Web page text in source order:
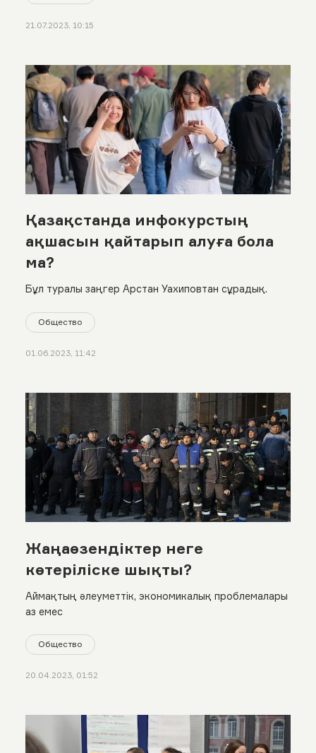
21.07.2023, 10:15
Қазақстанда инфокурстың
ақшасын қайтарып алуға бола
ма?
Бұл туралы заңгер Арстан Уахиповтан сұрадық.
Общество
01.06.2023, 11:42
Жаңаөзендіктер неге
көтеріліске шықты?
Аймақтың әлеуметтік, экономикалық проблемалары
аз емес
Общество
20.04.2023, 01:52